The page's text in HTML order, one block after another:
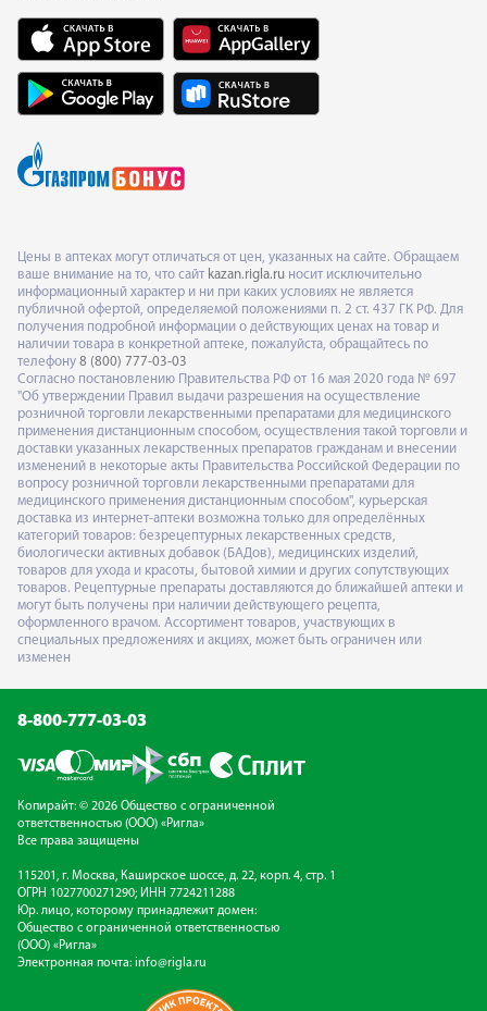
Цены в аптеках могут отличаться от цен, указанных на сайте. Обращаем
ваше внимание на то, что сайт kazan.rigla.ru носит исключительно
информационный характер и ни при каких условиях не является
публичной офертой, определяемой положениями п. 2 ст. 437 ГК РФ. Для
получения подробной информации о действующих ценах на товар и
наличии товара в конкретной аптеке, пожалуйста, обращайтесь по
телефону 8 (800) 777-03-03
Согласно постановлению Правительства РФ от 16 мая 2020 года № 697
"Об утверждении Правил выдачи разрешения на осуществление
розничной торговли лекарственными препаратами для медицинского
применения дистанционным способом, осуществления такой торговли и
доставки указанных лекарственных препаратов гражданам и внесении
изменений в некоторые акты Правительства Российской Федерации по
вопросу розничной торговли лекарственными препаратами для
медицинского применения дистанционным способом", курьерская
доставка из интернет-аптеки возможна только для определённых
категорий товаров: безрецептурных лекарственных средств,
биологически активных добавок (БАДов), медицинских изделий,
товаров для ухода и красоты, бытовой химии и других сопутствующих
товаров. Рецептурные препараты доставляются до ближайшей аптеки и
могут быть получены при наличии действующего рецепта,
оформленного врачом. Ассортимент товаров, участвующих в
специальных предложениях и акциях, может быть ограничен или
изменен
8-800-777-03-03
Копирайт: © 2026 Общество с ограниченной
ответственностью (ООО) «Ригла»
Все права защищены
115201, г. Москва, Каширское шоссе, д. 22, корп. 4, стр. 1
ОГРН 1027700271290; ИНН 7724211288
Юр. лицо, которому принадлежит домен:
Общество с ограниченной ответственностью
(ООО) «Ригла»
Электронная почта: info@rigla.ru